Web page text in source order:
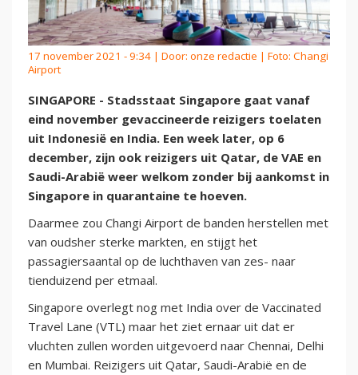
17 november 2021 - 9:34 | Door: onze redactie | Foto: Changi
Airport
SINGAPORE - Stadsstaat Singapore gaat vanaf
eind november gevaccineerde reizigers toelaten
uit Indonesië en India. Een week later, op 6
december, zijn ook reizigers uit Qatar, de VAE en
Saudi-Arabië weer welkom zonder bij aankomst in
Singapore in quarantaine te hoeven.
Daarmee zou Changi Airport de banden herstellen met
van oudsher sterke markten, en stijgt het
passagiersaantal op de luchthaven van zes- naar
tienduizend per etmaal.
Singapore overlegt nog met India over de Vaccinated
Travel Lane (VTL) maar het ziet ernaar uit dat er
vluchten zullen worden uitgevoerd naar Chennai, Delhi
en Mumbai. Reizigers uit Qatar, Saudi-Arabië en de